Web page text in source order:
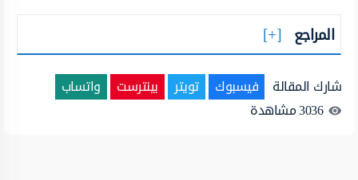
المراجع
شارك المقالة فيسبوك تويتر بينترست
واتساب
3036مشاهدة